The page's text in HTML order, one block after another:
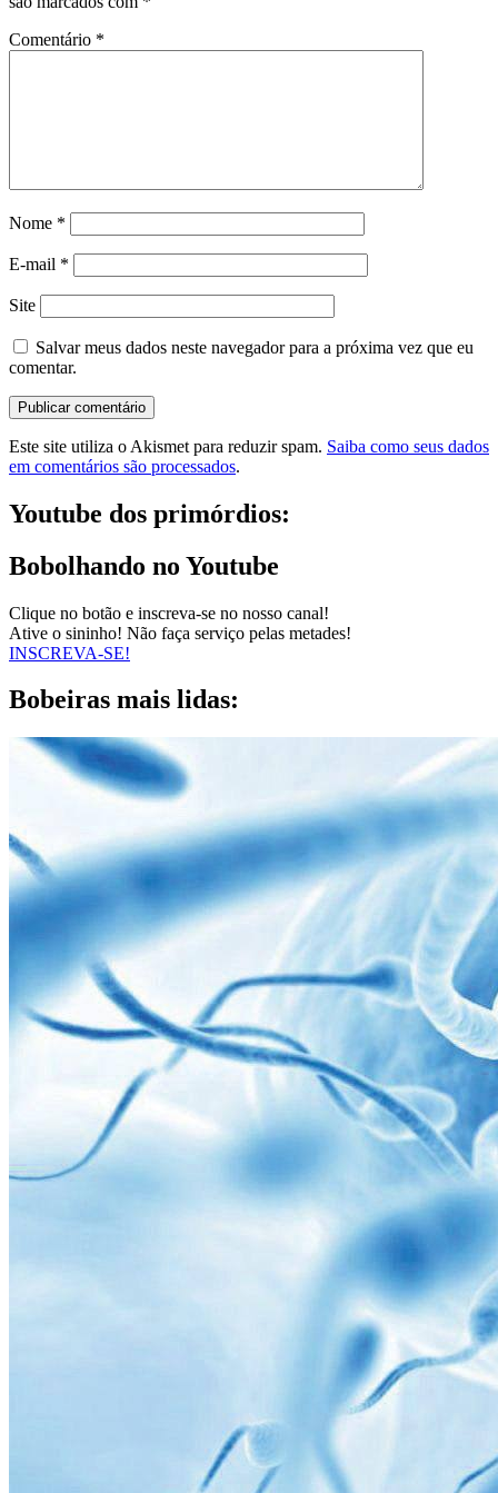
Comentário *
Nome *
E-mail *
Site
Salvar meus dados neste navegador para a próxima vez que eu
comentar.
Este site utiliza o Akismet para reduzir spam. Saiba como seus dados
em comentários são processados.
Youtube dos primórdios:
Bobolhando no Youtube
Clique no botão e inscreva-se no nosso canal!
Ative o sininho! Não faça serviço pelas metades!
INSCREVA-SE!
Bobeiras mais lidas: